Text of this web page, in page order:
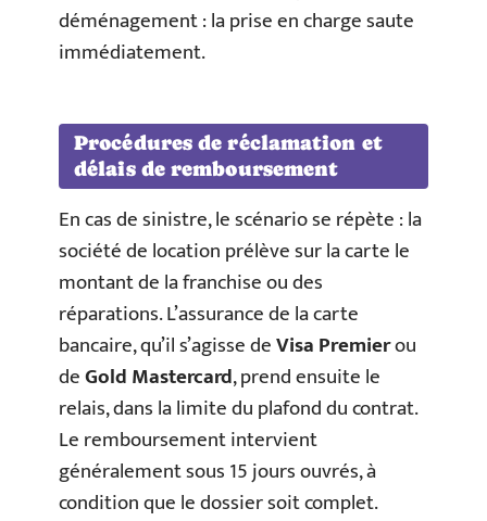
déménagement : la prise en charge saute
immédiatement.
Procédures de réclamation et
délais de remboursement
En cas de sinistre, le scénario se répète : la
société de location prélève sur la carte le
montant de la franchise ou des
réparations. L’assurance de la carte
bancaire, qu’il s’agisse deVisa Premierou
deGold Mastercard, prend ensuite le
relais, dans la limite du plafond du contrat.
Le remboursement intervient
généralement sous 15 jours ouvrés, à
condition que le dossier soit complet.